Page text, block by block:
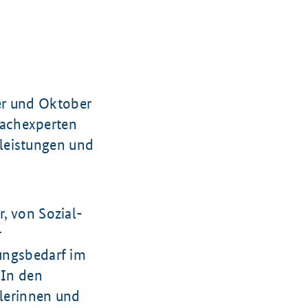
und Oktober
und
von Sozial-
im
den
und